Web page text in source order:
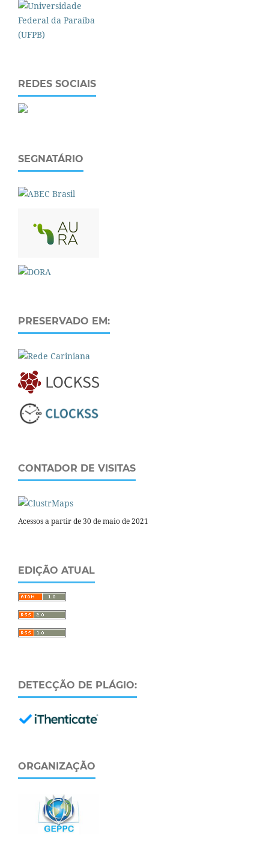
REDES SOCIAIS
SEGNATÁRIO
PRESERVADO EM:
CONTADOR DE VISITAS
Acessos a partir de 30 de maio de 2021
EDIÇÃO ATUAL
DETECÇÃO DE PLÁGIO:
ORGANIZAÇÃO